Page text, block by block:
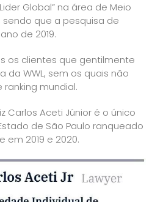
Global” na área de Meio
sendo que a pesquisa de
de 2019.
os clientes que gentilmente
WWL, sem os quais não
mundial.
Carlos Aceti Júnior é o único
de São Paulo ranqueado
2019 e 2020.